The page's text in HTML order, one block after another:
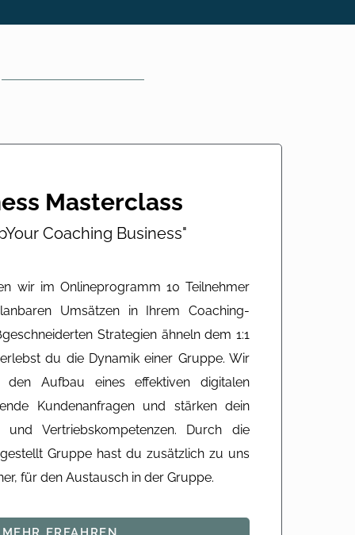
Masterclass​
Coaching Business"​
wir im Onlineprogramm 10 Teilnehmer
Umsätzen in Ihrem Coaching-
Strategien ähneln dem 1:1
du die Dynamik einer Gruppe. Wir
Aufbau eines effektiven digitalen
Kundenanfragen und stärken dein
und Vertriebskompetenzen. Durch die
Gruppe hast du zusätzlich zu uns
für den Austausch in der Gruppe.